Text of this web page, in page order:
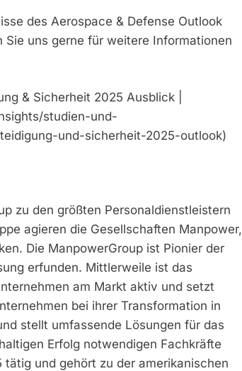
des Aerospace & Defense Outlook
uns gerne für weitere Informationen
& Sicherheit 2025 Ausblick |
studien-und-
und-sicherheit-2025-outlook)
zu den größten Personaldienstleistern
agieren die Gesellschaften Manpower,
Die ManpowerGroup ist Pionier der
erfunden. Mittlerweile ist das
am Markt aktiv und setzt
bei ihrer Transformation in
stellt umfassende Lösungen für das
Erfolg notwendigen Fachkräfte
und gehört zu der amerikanischen